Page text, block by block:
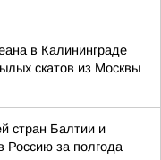
в Калининграде
скатов из Москвы
стран Балтии и
Россию за полгода